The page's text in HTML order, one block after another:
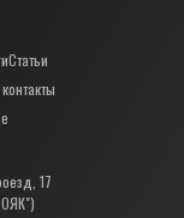
Статьи
17